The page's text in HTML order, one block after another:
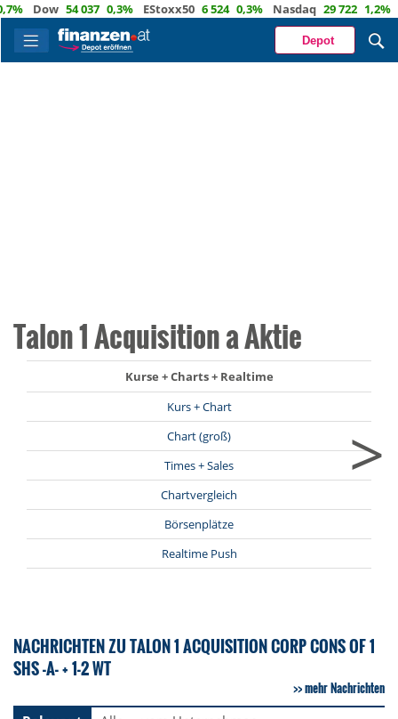
Dow 54 037 0,3% EStoxx50 6 524 0,3% Nasdaq 29 722 1,2% Öl
Depot
Talon 1 Acquisition a Aktie
Kurse + Charts + Realtime
Kurs + Chart
Chart (groß)
Times + Sales
Chartvergleich
Börsenplätze
Realtime Push
>
NACHRICHTEN ZU TALON 1 ACQUISITION CORP CONS OF 1
SHS -A- + 1-2 WT
mehr Nachrichten